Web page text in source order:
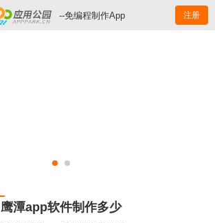
--免编程制作App 注册
鹰潭app软件制作多少